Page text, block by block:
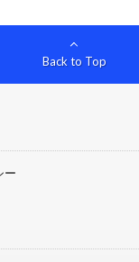
Back to Top
ー